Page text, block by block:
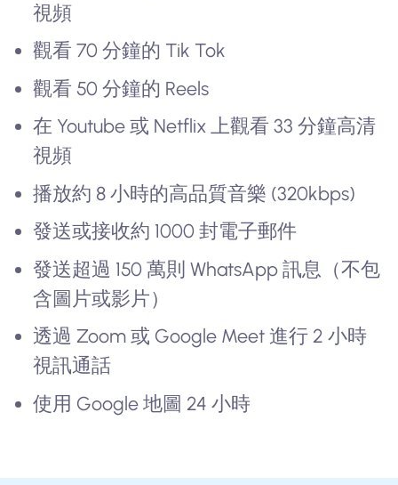
視頻
觀看 70 分鐘的 Tik Tok
觀看 50 分鐘的 Reels
在 Youtube 或 Netflix 上觀看 33 分鐘高清
視頻
播放約 8 小時的高品質音樂 (320kbps)
發送或接收約 1000 封電子郵件
發送超過 150 萬則 WhatsApp 訊息（不包
含圖片或影片）
透過 Zoom 或 Google Meet 進行 2 小時
視訊通話
使用 Google 地圖 24 小時